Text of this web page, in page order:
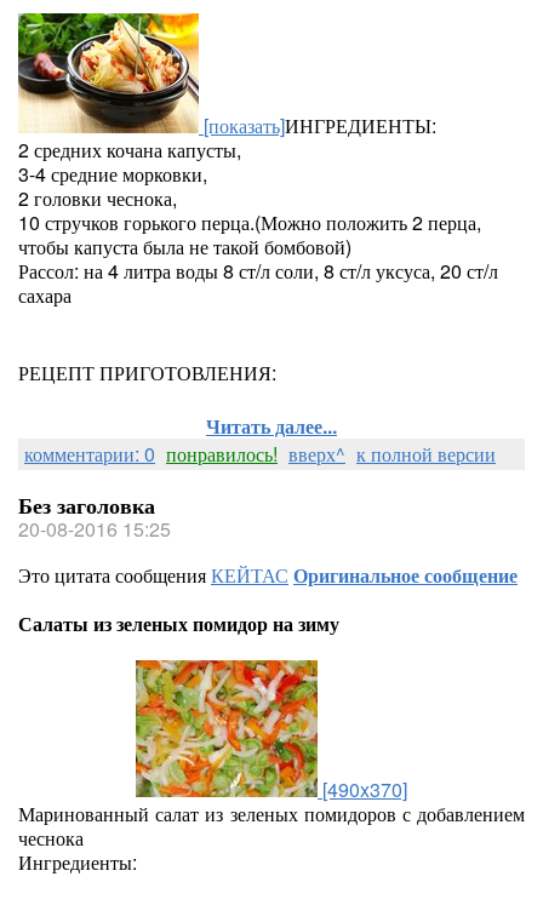
[показать]ИНГРЕДИЕНТЫ:
2 средних кочана капусты,
3-4 средние морковки,
2 головки чеснока,
10 стручков горького перца.(Можно положить 2 перца,
чтобы капуста была не такой бомбовой)
Рассол: на 4 литра воды 8 ст/л соли, 8 ст/л уксуса, 20 ст/л
сахара
РЕЦЕПТ ПРИГОТОВЛЕНИЯ:
Читать далее...
комментарии: 0 понравилось! вверх^ к полной версии
Без заголовка
20-08-2016 15:25
Это цитата сообщенияКЕЙТАС Оригинальное сообщение
Салаты из зеленых помидор на зиму
[490x370]
Маринованный салат из зеленых помидоров с добавлением
чеснока
Ингредиенты: